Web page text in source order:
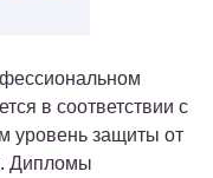
в соответствии с
уровень защиты от
Дипломы